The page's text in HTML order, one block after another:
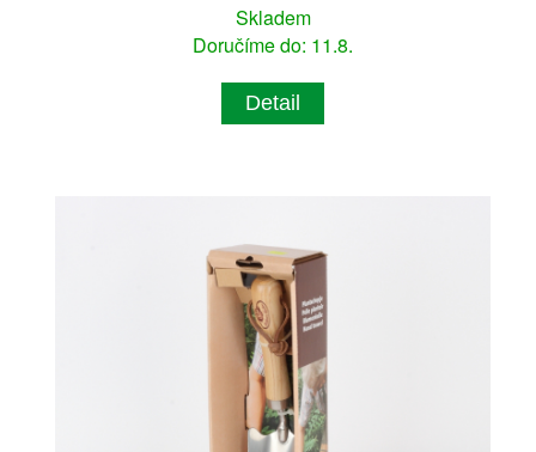
Skladem
Doručíme do: 11.8.
Detail